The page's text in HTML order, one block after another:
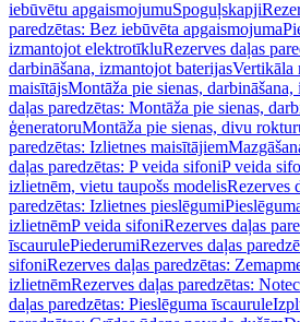
iebūvētu apgaismojumuSpoguļskapji
paredzētas: Bez iebūvēta apgaismojuma
izmantojot elektrotīkluRezerves daļas
darbināšana, izmantojot baterijasVertikāla
maisītājsMontāža pie sienas,
daļas paredzētas: Montāža pie sienas,
ģeneratoruMontāža pie sienas, divu
paredzētas: Izlietnes maisītājiem
daļas paredzētas: P veida sifoniP veida
izlietnēm, vietu taupošs modelisRezerves
paredzētas: Izlietnes pieslēgumi
izlietnēmP veida sifoniRezerves daļas
īscaurulePiederumiRezerves daļas
sifoniRezerves daļas paredzētas:
izlietnēmRezerves daļas paredzētas:
daļas paredzētas: Pieslēguma īscaurule